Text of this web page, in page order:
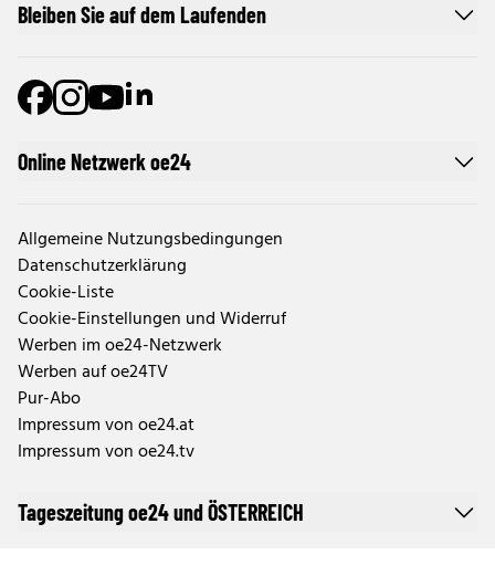
Online Netzwerk oe24
Allgemeine Nutzungsbedingungen
Datenschutzerklärung
Cookie-Liste
Cookie-Einstellungen und Widerruf
Werben im oe24-Netzwerk
Werben auf oe24TV
Pur-Abo
Impressum von oe24.at
Impressum von oe24.tv
Tageszeitung oe24 und ÖSTERREICH
Bleiben Sie auf dem Laufenden